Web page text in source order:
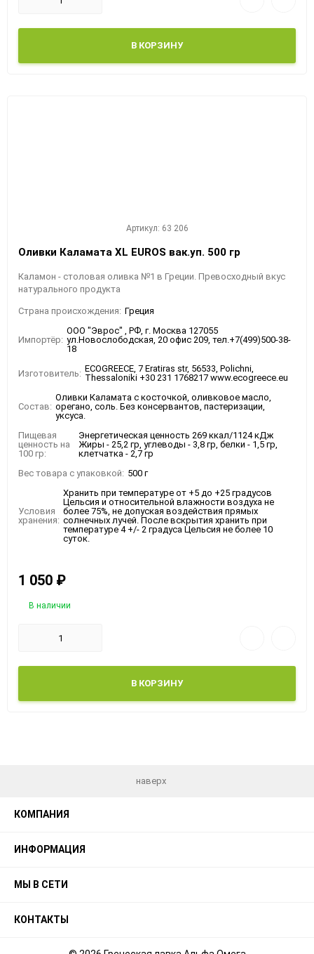
В КОРЗИНУ
Артикул: 63 206
Оливки Каламата XL EUROS вак.уп. 500 гр
Каламон - столовая оливка №1 в Греции. Превосходный вкус
натурального продукта
Страна происхождения: Греция
Импортёр:
ООО "Эврос" , РФ, г. Москва 127055
ул.Новослободская, 20 офис 209, тел.+7(499)500-38-
18
Изготовитель: ECOGREECE, 7 Eratiras str, 56533, Polichni,
Thessaloniki +30 231 1768217 www.ecogreece.eu
Состав:
Оливки Каламата с косточкой, оливковое масло,
орегано, соль. Без консервантов, пастеризации,
уксуса.
Пищевая
ценность на
100 гр:
Энергетическая ценность 269 ккал/1124 кДж
Жиры - 25,2 гр, углеводы - 3,8 гр, белки - 1,5 гр,
клетчатка - 2,7 гр
Вес товара с упаковкой: 500 г
Условия
хранения:
Хранить при температуре от +5 до +25 градусов
Цельсия и относительной влажности воздуха не
более 75%, не допуская воздействия прямых
солнечных лучей. После вскрытия хранить при
температуре 4 +/- 2 градуса Цельсия не более 10
суток.
1 050 ₽
В наличии
В КОРЗИНУ
наверх
КОМПАНИЯ
ИНФОРМАЦИЯ
МЫ В СЕТИ
КОНТАКТЫ